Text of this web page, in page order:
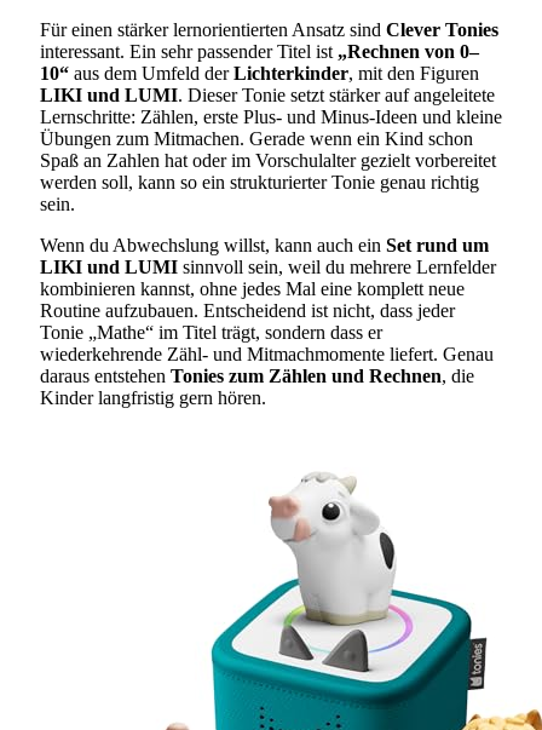
Für einen stärker lernorientierten Ansatz sind Clever Tonies
interessant. Ein sehr passender Titel ist „Rechnen von 0–
10“ aus dem Umfeld derLichterkinder, mit den Figuren
LIKI und LUMI. Dieser Tonie setzt stärker auf angeleitete
Lernschritte: Zählen, erste Plus- und Minus-Ideen und kleine
Übungen zum Mitmachen. Gerade wenn ein Kind schon
Spaß an Zahlen hat oder im Vorschulalter gezielt vorbereitet
werden soll, kann so ein strukturierter Tonie genau richtig
sein.
Wenn du Abwechslung willst, kann auch ein Set rund um
LIKI und LUMI sinnvoll sein, weil du mehrere Lernfelder
kombinieren kannst, ohne jedes Mal eine komplett neue
Routine aufzubauen. Entscheidend ist nicht, dass jeder
Tonie „Mathe“ im Titel trägt, sondern dass er
wiederkehrende Zähl- und Mitmachmomente liefert. Genau
daraus entstehen Tonies zum Zählen und Rechnen, die
Kinder langfristig gern hören.